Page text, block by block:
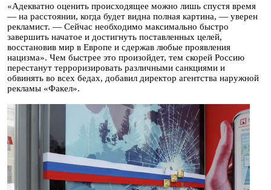
«Адекватно оценить происходящее можно лишь спустя время
— на расстоянии, когда будет видна полная картина, — уверен
рекламист. — Сейчас необходимо максимально быстро
завершить начатое и достигнуть поставленных целей,
восстановив мир в Европе и сдержав любые проявления
нацизма». Чем быстрее это произойдет, тем скорей Россию
перестанут терроризировать различными санкциями и
обвинять во всех бедах, добавил директор агентства наружной
рекламы «Факел».